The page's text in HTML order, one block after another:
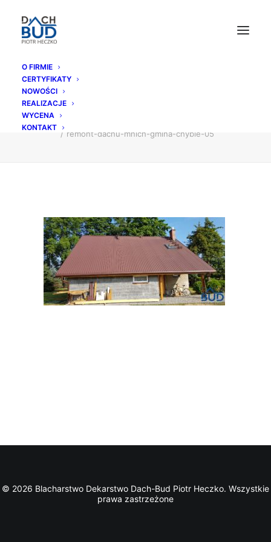
O FIRMIE
CERTYFIKATY
NOWOŚCI
REALIZACJE
WYCENA
KONTAKT
remont-dachu-mnich-gmina-chybie-05
Strona Główna
remont-dachu-mnich-gmina-chybie-05
© 2026 Blacharstwo Dekarstwo Dach-Bud Piotr Heczko. Wszystkie
prawa zastrzeżone